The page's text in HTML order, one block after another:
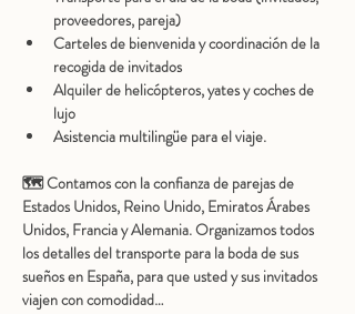
proveedores, pareja)
Carteles de bienvenida y coordinación de la
recogida de invitados
Alquiler de helicópteros, yates y coches de
lujo
Asistencia multilingüe para el viaje.
🗺️ Contamos con la confianza de parejas de
Estados Unidos, Reino Unido, Emiratos Árabes
Unidos, Francia y Alemania. Organizamos todos
los detalles del transporte para la boda de sus
sueños en España, para que usted y sus invitados
viajen con comodidad…